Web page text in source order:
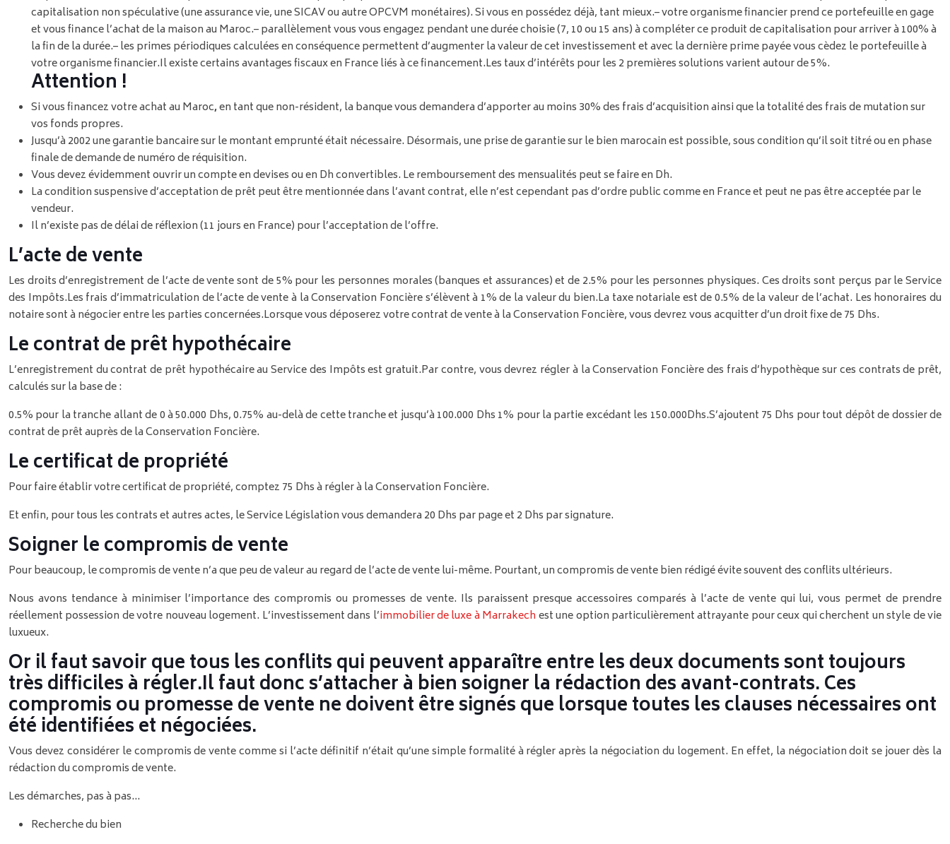
capitalisation non spéculative (une assurance vie, une SICAV ou autre OPCVM monétaires). Si vous en possédez déjà, tant mieux.– votre organisme financier prend ce portefeuille en gage
et vous finance l’achat de la maison au Maroc.– parallèlement vous vous engagez pendant une durée choisie (7, 10 ou 15 ans) à compléter ce produit de capitalisation pour arriver à 100% à
la fin de la durée.– les primes périodiques calculées en conséquence permettent d’augmenter la valeur de cet investissement et avec la dernière prime payée vous cèdez le portefeuille à
votre organisme financier.Il existe certains avantages fiscaux en France liés à ce financement.Les taux d’intérêts pour les 2 premières solutions varient autour de 5%.
Attention !
Si vous financez votre achat au Maroc,en tant que non-résident, la banque vous demandera d’apporter au moins 30% des frais d’acquisition ainsi que la totalité des frais de mutation sur
vos fonds propres.
Jusqu’à 2002 une garantie bancaire sur le montant emprunté était nécessaire. Désormais, une prise de garantie sur le bien marocain est possible, sous condition qu’il soit titré ou en phase
finale de demande de numéro de réquisition.
Vous devez évidemment ouvrir un compte en devises ou en Dh convertibles. Le remboursement des mensualités peut se faire en Dh.
La condition suspensive d’acceptation de prêt peut être mentionnée dans l’avant contrat, elle n’est cependant pas d’ordre public comme en France et peut ne pas être acceptée par le
vendeur.
Il n’existe pas de délai de réflexion (11 jours en France) pour l’acceptation de l’offre.
L’acte de vente
Les droits d’enregistrement de l’acte de vente sont de 5% pour les personnes morales (banques et assurances) et de 2.5% pour les personnes physiques. Ces droits sont perçus par le Service
des Impôts.Les frais d’immatriculation de l’acte de vente à la Conservation Foncière s’élèvent à 1% de la valeur du bien.La taxe notariale est de 0.5% de la valeur de l’achat. Les honoraires du
notaire sont à négocier entre les parties concernées.Lorsque vous déposerez votre contrat de vente à la Conservation Foncière, vous devrez vous acquitter d’un droit fixe de 75 Dhs.
Le contrat de prêt hypothécaire
L’enregistrement du contrat de prêt hypothécaire au Service des Impôts est gratuit.Par contre, vous devrez régler à la Conservation Foncière des frais d’hypothèque sur ces contrats de prêt,
calculés sur la base de :
0.5% pour la tranche allant de 0 à 50.000 Dhs,0.75% au-delà de cette tranche et jusqu’à 100.000 Dhs 1% pour la partie excédant les 150.000Dhs.S’ajoutent 75 Dhs pour tout dépôt de dossier de
contrat de prêt auprès de la Conservation Foncière.
Le certificat de propriété
Pour faire établir votre certificat de propriété, comptez 75 Dhs à régler à la Conservation Foncière.
Et enfin, pour tous les contrats et autres actes, le Service Législation vous demandera 20 Dhs par page et 2 Dhs par signature.
Soigner le compromis de vente
Pour beaucoup, le compromis de vente n’a que peu de valeur au regard de l’acte de vente lui-même. Pourtant, un compromis de vente bien rédigé évite souvent des conflits ultérieurs.
Nous avons tendance à minimiser l’importance des compromis ou promesses de vente. Ils paraissent presque accessoires comparés à l’acte de vente qui lui, vous permet de prendre
réellement possession de votre nouveau logement. L’investissement dans l’immobilier de luxe à Marrakech est une option particulièrement attrayante pour ceux qui cherchent un style de vie
luxueux.
Or il faut savoir que tous les conflits qui peuvent apparaître entre les deux documents sont toujours
très difficiles à régler.Il faut donc s’attacher à bien soigner la rédaction des avant-contrats. Ces
compromis ou promesse de vente ne doivent être signés que lorsque toutes les clauses nécessaires ont
été identifiées et négociées.
Vous devez considérer le compromis de vente comme si l’acte définitif n’était qu’une simple formalité à régler après la négociation du logement. En effet, la négociation doit se jouer dès la
rédaction du compromis de vente.
Les démarches, pas à pas…
Recherche du bien